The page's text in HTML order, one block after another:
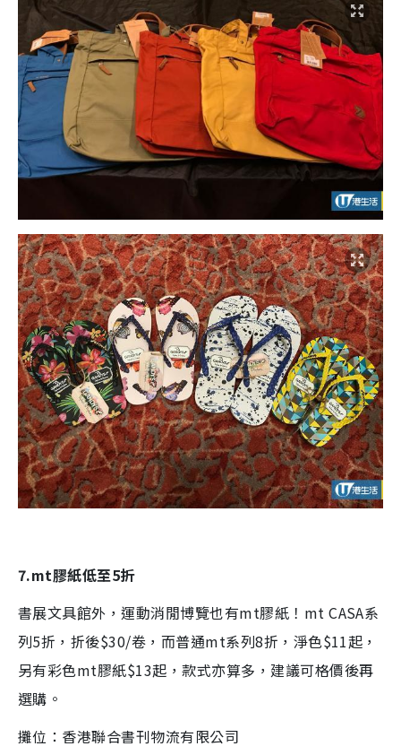
7.mt膠紙低至5折
書展文具館外，運動消閒博覽也有mt膠紙！mt CASA系
列5折，折後$30/卷，而普通mt系列8折，淨色$11起，
另有彩色mt膠紙$13起，款式亦算多，建議可格價後再
選購。
攤位：香港聯合書刊物流有限公司